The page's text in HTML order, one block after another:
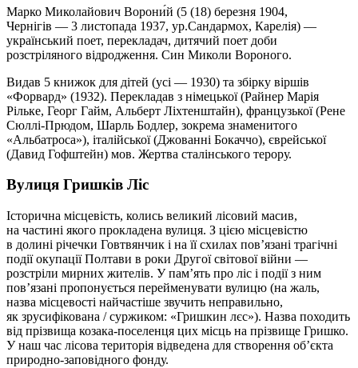
Марко Миколайович Ворони́й (5 (18) березня 1904,
Чернігів — 3 листопада 1937, ур.Сандармох, Карелія) —
український поет, перекладач, дитячий поет доби
розстріляного відродження. Син Миколи Вороного.
Видав 5 книжок для дітей (усі — 1930) та збірку віршів
«Форвард» (1932). Перекладав з німецької (Райнер Марія
Рільке, Георг Гайм, Альберт Ліхтенштайн), французької (Рене
Сюллі-Прюдом, Шарль Бодлер, зокрема знаменитого
«Альбатроса»), італійської (Джованні Бокаччо), єврейської
(Давид Гофштейн) мов. Жертва сталінського терору.
Вулиця Гришків Ліс
Історична місцевість, колись великий лісовий масив,
на частині якого прокладена вулиця. З цією місцевістю
в долині річечки Говтвянчик і на її схилах пов’язані трагічні
події окупації Полтави в роки Другої світової війни —
розстріли мирних жителів. У пам’ять про ліс і події з ним
пов’язані пропонується перейменувати вулицю (на жаль,
назва місцевості найчастіше звучить неправильно,
як зрусифікована / суржиком: «Гришкин лєс»). Назва походить
від прізвища козака-поселенця цих місць на прізвище Гришко.
У наш час лісова територія відведена для створення об’єкта
природно-заповідного фонду.